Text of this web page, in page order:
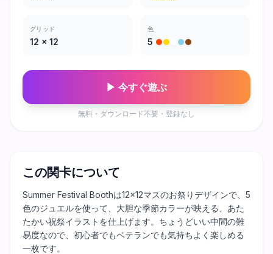
グリッド
12 × 12
色
5
▶ 今すぐ遊ぶ
無料・ダウンロード不要・登録なし
この関卡について
Summer Festival Boothは12×12マスのお祭りデザインで、5
色のジュエルを使って、大胆な季節カラーが映える、あた
たかい祝祭イラストを仕上げます。ちょうどいい中間の難
易度なので、初心者でもベテランでも気持ちよく楽しめる
一枚です。